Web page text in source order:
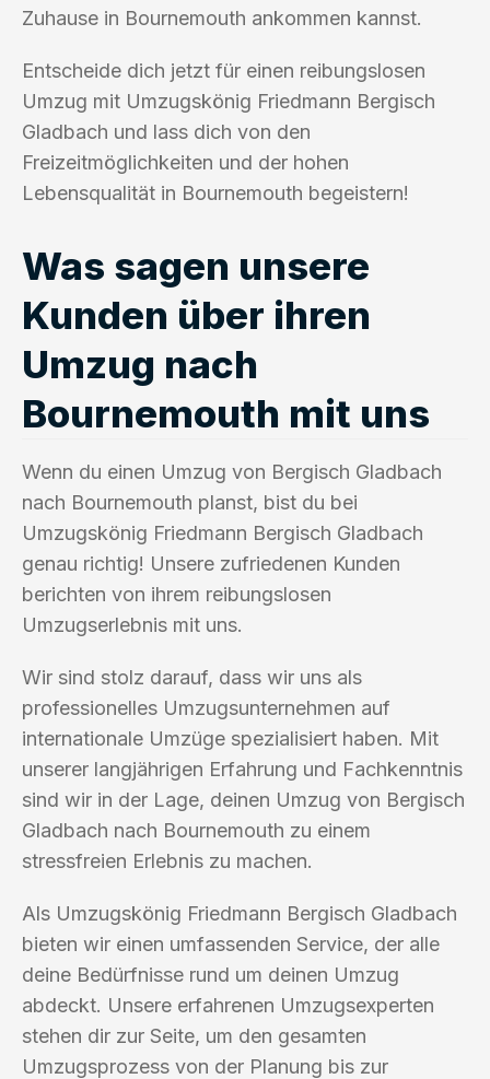
Zuhause in Bournemouth ankommen kannst.
Entscheide dich jetzt für einen reibungslosen
Umzug mit Umzugskönig Friedmann Bergisch
Gladbach und lass dich von den
Freizeitmöglichkeiten und der hohen
Lebensqualität in Bournemouth begeistern!
Was sagen unsere
Kunden über ihren
Umzug nach
Bournemouth mit uns
Wenn du einen Umzug von Bergisch Gladbach
nach Bournemouth planst, bist du bei
Umzugskönig Friedmann Bergisch Gladbach
genau richtig! Unsere zufriedenen Kunden
berichten von ihrem reibungslosen
Umzugserlebnis mit uns.
Wir sind stolz darauf, dass wir uns als
professionelles Umzugsunternehmen auf
internationale Umzüge spezialisiert haben. Mit
unserer langjährigen Erfahrung und Fachkenntnis
sind wir in der Lage, deinen Umzug von Bergisch
Gladbach nach Bournemouth zu einem
stressfreien Erlebnis zu machen.
Als Umzugskönig Friedmann Bergisch Gladbach
bieten wir einen umfassenden Service, der alle
deine Bedürfnisse rund um deinen Umzug
abdeckt. Unsere erfahrenen Umzugsexperten
stehen dir zur Seite, um den gesamten
Umzugsprozess von der Planung bis zur